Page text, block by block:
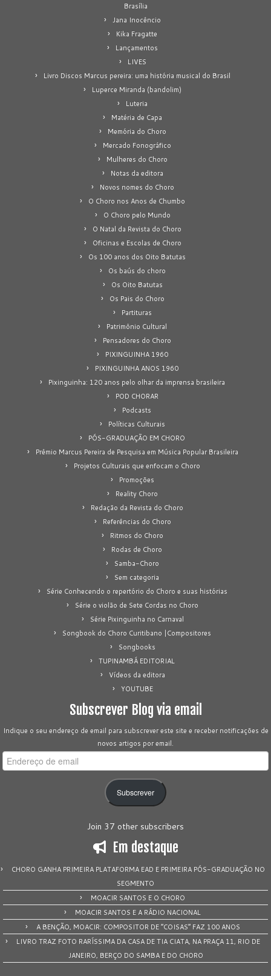
Brasília
Jana Inocêncio
Kika Fragatte
Lançamentos
LIVES
Livro Discos Marcus pereira: uma história musical do Brasil
Luperce Miranda (bandolim)
Luteria
Matéria de Capa
Memória do Choro
Mercado Fonográfico
Mulheres do Choro
Notas da editora
Novos nomes do Choro
O Choro nos Anos de Chumbo
O Choro pelo Mundo
O Natal da Revista do Choro
Oficinas e Escolas de Choro
Os 100 anos dos Oito Batutas
Os baús do choro
Os Oito Batutas
Os Pais do Choro
Partituras
Patrimônio Cultural
Pensadores do Choro
PIXINGUINHA 1960
PIXINGUINHA ANOS 1960
Pixinguinha: 120 anos pelo olhar da imprensa brasileira
POD CHORAR
Podcasts
Políticas Culturais
PÓS-GRADUAÇÃO EM CHORO
Prêmio Marcus Pereira de Pesquisa em Música Popular Brasileira
Projetos Culturais que enfocam o Choro
Promoções
Reality Choro
Redação da Revista do Choro
Referências do Choro
Ritmos do Choro
Rodas de Choro
Samba-Choro
Sem categoria
Série Conhecendo o repertório do Choro e suas histórias
Série o violão de Sete Cordas no Choro
Série Pixinguinha no Carnaval
Songbook do Choro Curitibano |Compositores
Songbooks
TUPINAMBÁ EDITORIAL
Vídeos da editora
YOUTUBE
Subscrever Blog via email
Indique o seu endereço de email para subscrever este site e receber notificações de
novos artigos por email.
Endereço
de
Subscrever
Join 37 other subscribers
Em destaque
CHORO GANHA PRIMEIRA PLATAFORMA EAD E PRIMEIRA PÓS-GRADUAÇÃO NO
SEGMENTO
MOACIR SANTOS E O CHORO
MOACIR SANTOS E A RÁDIO NACIONAL
A BENÇÃO, MOACIR: COMPOSITOR DE “COISAS” FAZ 100 ANOS
LIVRO TRAZ FOTO RARÍSSIMA DA CASA DE TIA CIATA, NA PRAÇA 11, RIO DE
JANEIRO, BERÇO DO SAMBA E DO CHORO